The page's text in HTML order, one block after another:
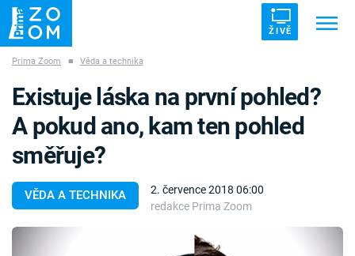
ŽIVĚ
ZÁHADY VETŘELCI DÁVNOVĚKU
Témata
Prima Zoom ■ Věda a technika
VĚDA A TECHNIKA
2. července 2018 06:00
redakce Prima Zoom
Existuje láska na první pohled?
A pokud ano, kam ten pohled
směřuje?